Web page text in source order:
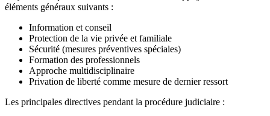
éléments généraux suivants :
Information et conseil
Protection de la vie privée et familiale
Sécurité (mesures préventives spéciales)
Formation des professionnels
Approche multidisciplinaire
Privation de liberté comme mesure de dernier ressort
Les principales directives pendant la procédure judiciaire :